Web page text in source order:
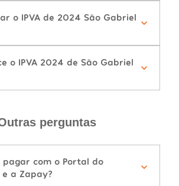
o IPVA de 2024 São Gabriel
o IPVA 2024 de São Gabriel
perguntas
pagar com o Portal do
a Zapay?